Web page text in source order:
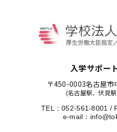
入学サポー
〒450-0003名古屋市
(名古屋駅、伏見
TEL：052-561-8001 /
e-mail：